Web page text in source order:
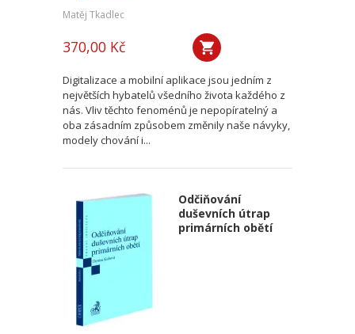
Matěj Tkadlec
370,00 Kč
Digitalizace a mobilní aplikace jsou jedním z
největších hybatelů všedního života každého z
nás. Vliv těchto fenoménů je nepopíratelný a
oba zásadním způsobem změnily naše návyky,
modely chování i...
Odčiňování
duševních útrap
primárních obětí